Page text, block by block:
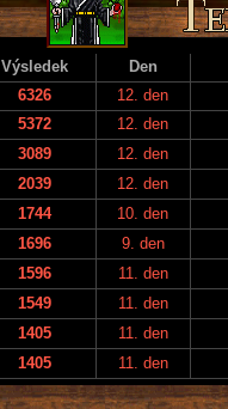
Výsledek
Den
6326
12. den
5372
12. den
3089
12. den
2039
12. den
1744
10. den
1696
9. den
1596
11. den
1549
11. den
1405
11. den
1405 11. den